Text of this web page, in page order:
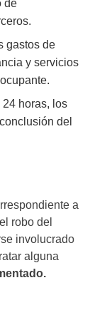
de
gastos de
y servicios
horas, los
del
a
robo del
involucrado
alguna